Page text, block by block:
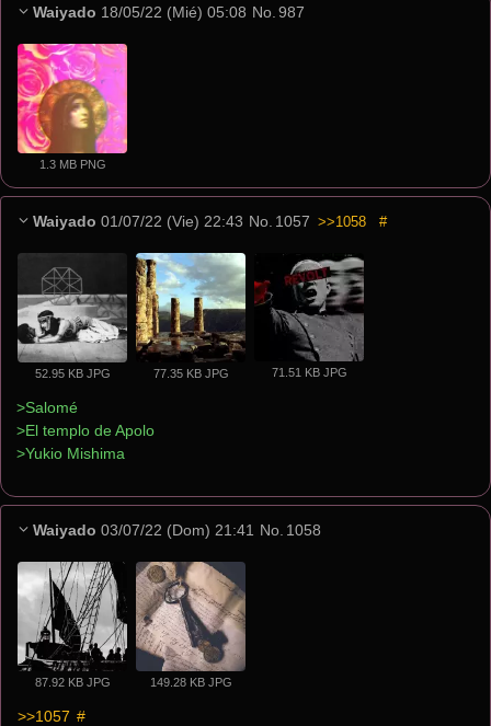
Waiyado 18/05/22 (Mié) 05:08 No. 987
1.3 MB PNG
Waiyado 01/07/22 (Vie) 22:43 No. 1057 >>1058 #
52.95 KB JPG 77.35 KB JPG 71.51 KB JPG
>Salomé
>El templo de Apolo
>Yukio Mishima
Waiyado 03/07/22 (Dom) 21:41 No. 1058
87.92 KB JPG 149.28 KB JPG
>>1057 #